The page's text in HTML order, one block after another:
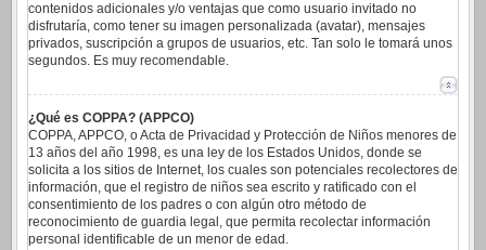
contenidos adicionales y/o ventajas que como usuario invitado no
disfrutaría, como tener su imagen personalizada (avatar), mensajes
privados, suscripción a grupos de usuarios, etc. Tan solo le tomará unos
segundos. Es muy recomendable.
¿Qué es COPPA? (APPCO)
COPPA, APPCO, o Acta de Privacidad y Protección de Niños menores de
13 años del año 1998, es una ley de los Estados Unidos, donde se
solicita a los sitios de Internet, los cuales son potenciales recolectores de
información, que el registro de niños sea escrito y ratificado con el
consentimiento de los padres o con algún otro método de
reconocimiento de guardia legal, que permita recolectar información
personal identificable de un menor de edad.